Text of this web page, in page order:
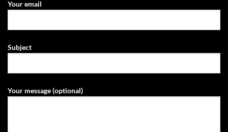
Your email
Subject
Your message (optional)